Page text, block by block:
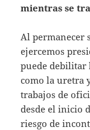
mientras se
Al permanecer
ejercemos
puede debilitar
como la uretra
trabajos de
desde el inicio
riesgo de